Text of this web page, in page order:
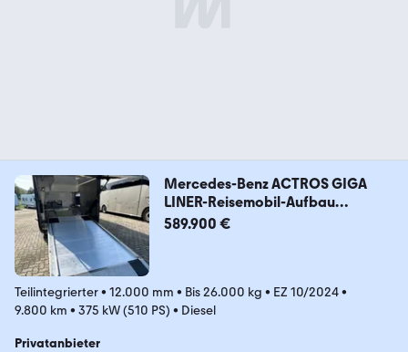
Mercedes-Benz ACTROS GIGA
LINER-Reisemobil-Aufbau
Interhorse
589.900 €
Teilintegrierter• 12.000 mm • Bis 26.000 kg • EZ 10/2024•
9.800 km • 375 kW (510 PS) • Diesel
Privatanbieter